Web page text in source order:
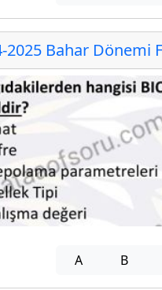
Bahar Dönemi
A B